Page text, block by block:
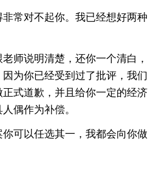
常对不起你。我已经想好两种
师说明清楚，还你一个清白，
为你已经受到过了批评，我们
式道歉，并且给你一定的经济
偶作为补偿。
可以任选其一，我都会向你做